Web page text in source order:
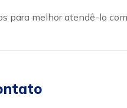
para melhor atendê-lo